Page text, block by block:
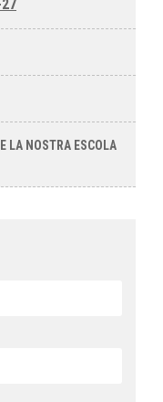
LA NOSTRA ESCOLA